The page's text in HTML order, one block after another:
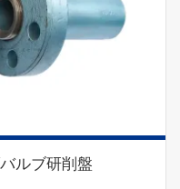
ルブ研削盤